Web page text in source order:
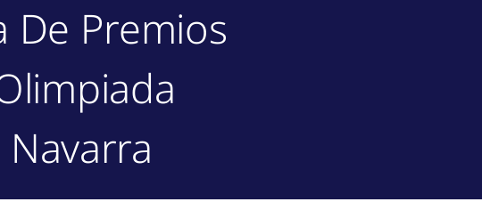
De Premios